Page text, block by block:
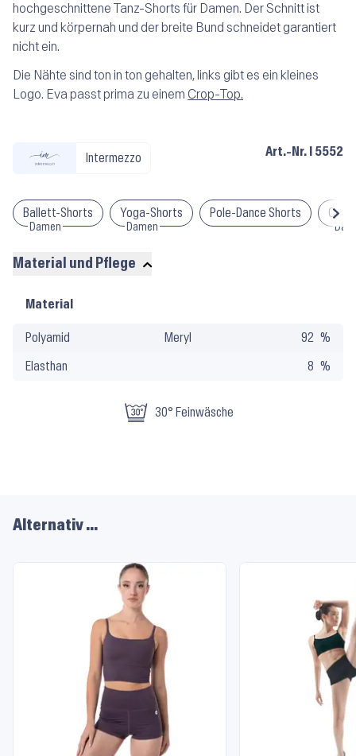
hochgeschnittene Tanz-Shorts für Damen. Der Schnitt ist
kurz und körpernah und der breite Bund schneidet garantiert
nicht ein.
Die Nähte sind ton in ton gehalten, links gibt es ein kleines
Logo. Eva passt prima zu einem Crop-Top.
Intermezzo Art.-Nr. I 5552
Ballett-Shorts
Damen
Yoga-Shorts
Damen
Pole-Dance Shorts
Material und Pflege
Material
Pflege
Material
Polyamid Meryl 92
Elasthan 8
30° Feinwäsche
Alternativ …